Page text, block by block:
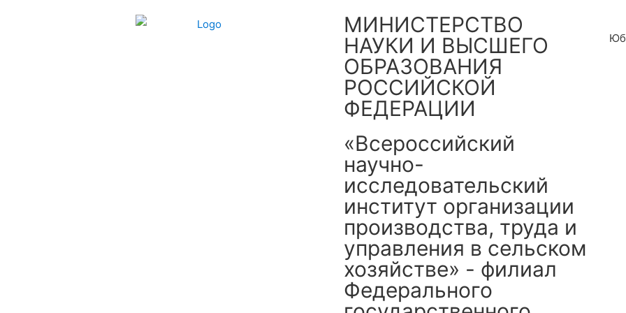
МИНИСТЕРСТВО
НАУКИ И ВЫСШЕГО
ОБРАЗОВАНИЯ
РОССИЙСКОЙ
ФЕДЕРАЦИИ
«Всероссийский
научно-
исследовательский
институт организации
производства, труда и
управления в сельском
хозяйстве» - филиал
Федерального